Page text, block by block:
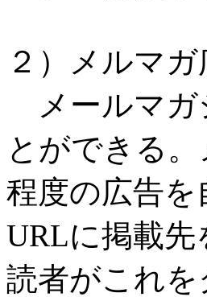
２）メルマガ
メールマガ
とができる
程度の広告
URLに掲載
読者がこれ